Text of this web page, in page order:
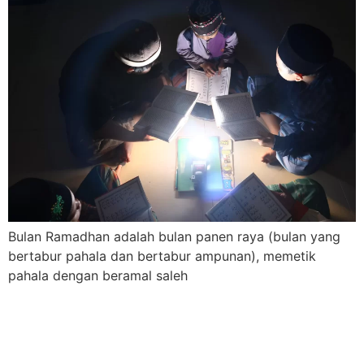
Bulan Ramadhan adalah bulan panen raya (bulan yang
bertabur pahala dan bertabur ampunan), memetik
pahala dengan beramal saleh